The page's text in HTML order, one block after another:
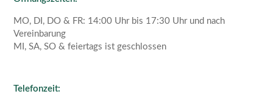
MO, DI, DO & FR: 14:00 Uhr bis 17:30 Uhr und nach
Vereinbarung
MI, SA, SO & feiertags ist geschlossen
Telefonzeit: